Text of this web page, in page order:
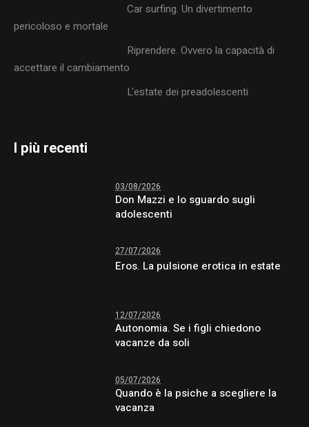
Car surfing. Un divertimento
pericoloso e mortale
Riprendere. Ovvero la capacità di
accettare il cambiamento
L'estate dei preadolescenti
I più recenti
03/08/2026
Don Mazzi e lo sguardo sugli
adolescenti
27/07/2026
Eros. La pulsione erotica in estate
12/07/2026
Autonomia. Se i figli chiedono
vacanze da soli
05/07/2026
Quando è la psiche a scegliere la
vacanza